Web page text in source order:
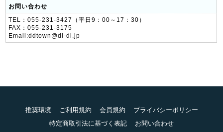
お問い合わせ
TEL：055-231-3427（平日9：00～17：30）
FAX：055-231-3175
Email:ddtown@di-di.jp
推奨環境 ご利用規約 会員規約
プライバシーポリシー
特定商取引法に基づく表記
お問い合わせ